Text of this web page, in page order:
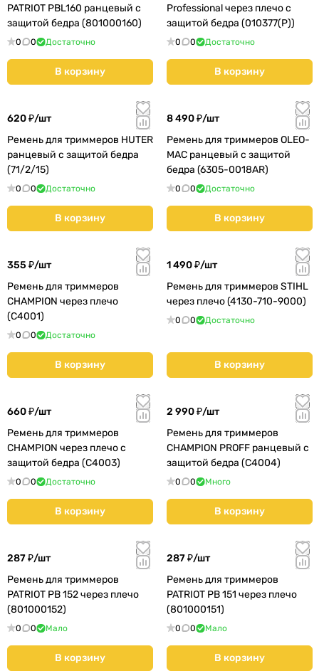
PATRIOT PBL160 ранцевый с
защитой бедра (801000160)
0 0 Достаточно
В корзину
Professional через плечо с
защитой бедра (010377(P))
0 0 Достаточно
В корзину
620 ₽/шт
Ремень для триммеров HUTER
ранцевый с защитой бедра
(71/2/15)
0 0 Достаточно
В корзину
8 490 ₽/шт
Ремень для триммеров OLEO-
MAC ранцевый с защитой
бедра (6305-0018AR)
0 0 Достаточно
В корзину
355 ₽/шт
Ремень для триммеров
CHAMPION через плечо
(C4001)
0 0 Достаточно
В корзину
1 490 ₽/шт
Ремень для триммеров STIHL
через плечо (4130-710-9000)
0 0 Достаточно
В корзину
660 ₽/шт
Ремень для триммеров
CHAMPION через плечо с
защитой бедра (C4003)
0 0 Достаточно
В корзину
2 990 ₽/шт
Ремень для триммеров
CHAMPION PROFF ранцевый с
защитой бедра (C4004)
0 0 Много
В корзину
287 ₽/шт
Ремень для триммеров
PATRIOT PB 152 через плечо
(801000152)
0 0 Мало
В корзину
287 ₽/шт
Ремень для триммеров
PATRIOT PB 151 через плечо
(801000151)
0 0 Мало
В корзину